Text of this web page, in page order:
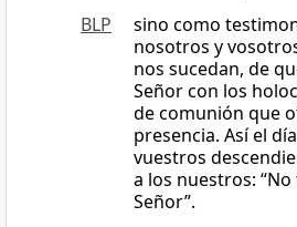
BLP
sino como
nosotros y
nos sucedan, de
Señor con los
de comunión que
presencia. Así el
vuestros
a los nuestros:
Señor”.